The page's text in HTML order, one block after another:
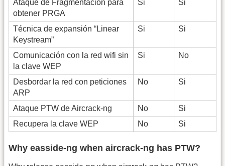
Ataque de Fragmentacion para
obtener PRGA
Si Si
Técnica de expansión “Linear
Keystream”
Si Si
Comunicación con la red wifi sin
la clave WEP
Si No
Desbordar la red con peticiones
ARP
No Si
Ataque PTW de Aircrack-ng No
Si
Recupera la clave WEP
No Si
Why easside-ng when aircrack-ng has PTW?